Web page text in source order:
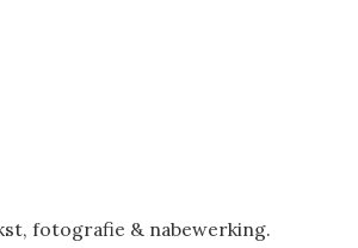
fotografie & nabewerking.